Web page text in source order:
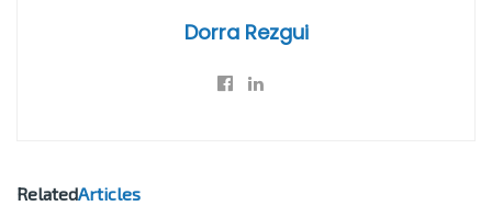
Dorra Rezgui
RelatedArticles